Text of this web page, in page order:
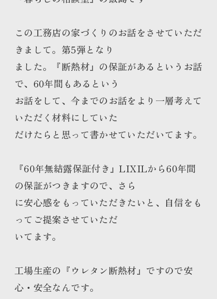
この工務店の家づくりのお話をさせていただ
きまして。第5弾となり
ました。『断熱材』の保証があるというお話
で、60年間もあるという
お話をして、今までのお話をより一層考えて
いただく材料にしていた
だけたらと思って書かせていただいてます。
『60年無結露保証付き』LIXILから60年間
の保証がつきますので、さら
に安心感をもっていただきたいと、自信をも
ってご提案させていただ
いてます。
工場生産の『ウレタン断熱材』ですので安
心・安全なんです。